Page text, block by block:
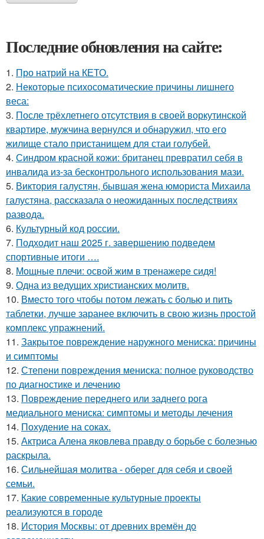
Последние обновления на сайте:
1. Про натрий на КЕТО.
2. Некоторые психосоматические причины лишнего
веса:
3. После трёхлетнего отсутствия в своей воркутинской
квартире, мужчина вернулся и обнаружил, что его
жилище стало пристанищем для стаи голубей.
4. Синдром красной кожи: британец превратил себя в
инвалида из-за бесконтрольного использования мази.
5. Виктория галустян, бывшая жена юмориста Михаила
галустяна, рассказала о неожиданных последствиях
развода.
6. Культурный код россии.
7. Подходит наш 2025 г. завершению подведем
спортивные итоги ….
8. Мощные плечи: освой жим в тренажере сидя!
9. Одна из ведущих христианских молитв.
10. Вместо того чтобы потом лежать с болью и пить
таблетки, лучше заранее включить в свою жизнь простой
комплекс упражнений.
11. Закрытое повреждение наружного мениска: причины
и симптомы
12. Степени повреждения мениска: полное руководство
по диагностике и лечению
13. Повреждение переднего или заднего рога
медиального мениска: симптомы и методы лечения
14. Похудение на соках.
15. Актриса Алена яковлева правду о борьбе с болезнью
раскрыла.
16. Сильнейшая молитва - оберег для себя и своей
семьи.
17. Какие современные культурные проекты
реализуются в городе
18. История Москвы: от древних времён до